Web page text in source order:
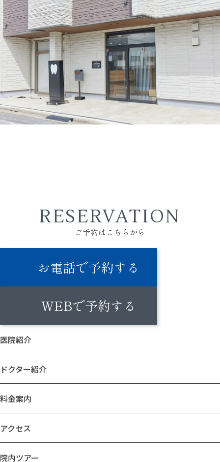
RESERVATION
ご予約はこちらから
お電話で予約する
WEBで予約する
医院紹介
ドクター紹介
料金案内
アクセス
院内ツアー